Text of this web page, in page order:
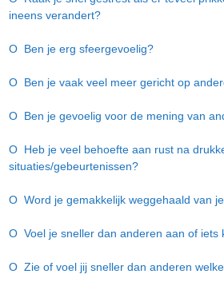
ineens verandert?
O Ben je erg sfeergevoelig?
O Ben je vaak veel meer gericht op
O Ben je gevoelig voor de mening van
O Heb je veel behoefte aan rust na
situaties/gebeurtenissen?
O Word je gemakkelijk weggehaald van
O Voel je sneller dan anderen aan of iets
O Zie of voel jij sneller dan anderen